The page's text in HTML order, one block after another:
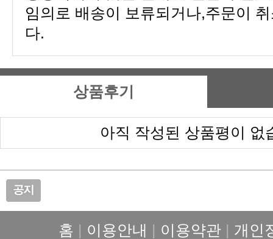
다.
상품후기
아직 작성된 상품평이 없
홈 | 이용안내 | 이용약관 | 개인